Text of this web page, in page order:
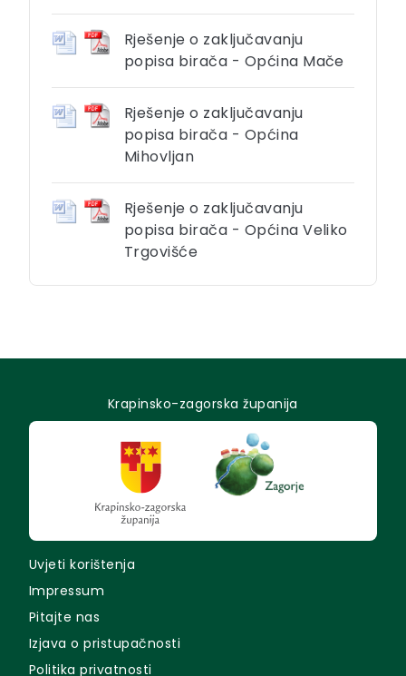
Rješenje o zaključavanju
popisa birača - Općina Mače
Rješenje o zaključavanju
popisa birača - Općina
Mihovljan
Rješenje o zaključavanju
popisa birača - Općina Veliko
Trgovišće
Krapinsko-zagorska županija
Uvjeti korištenja
Impressum
Pitajte nas
Izjava o pristupačnosti
Politika privatnosti